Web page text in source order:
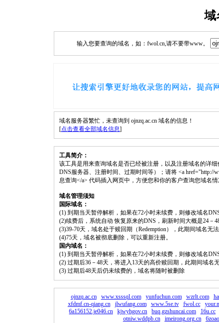
域
输入您要查询的域名，如：fwol.cn,请不要带www。
域名服务器繁忙，未查询到 ojnzq.ac.cn 域名的信息！
[点击查看全部域名信息]
工具简介：
该工具是用来查询域名是否已经被注册，以及注册域名的详
DNS服务器、注册时间、过期时间等）；请将 <a href="http://
息查询</a> 代码插入网页中，方便您和你的客户查询您域名
域名管理须知
国际域名：
(1) 到期当天暂停解析，如果在72小时未续费，则修改域名
(2)续费后，系统自动 恢复原来的DNS，刷新时间大概是24－
(3)39-70天，域名处于赎回期（Redemption），此期间域名无
(4)75天，域名被彻底删除，可以重新注册。
国内域名：
(1) 到期当天暂停解析，如果在72小时未续费，则修改域名
(2) 过期后36－48天，将进入13天的高价赎回期，此期间域名
(3) 过期后48天后仍未续费的，域名将随时被删除
ojnzq.ac.cn www.xsssql.com yunfuchun.com wzrlt.com
xfdmf.cn-qiang.cn
jlwufang.com www.5se.tv fwol.cc
6a156152.je046.cn
kjwyhgov.cn buq.gzshuncai.com
16u.cc
otniw.wddpb.cn
imeirong.org.cn